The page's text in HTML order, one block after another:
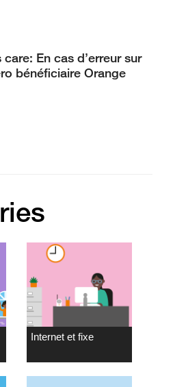
En cas d’erreur sur
bénéficiaire Orange
Internet et fixe